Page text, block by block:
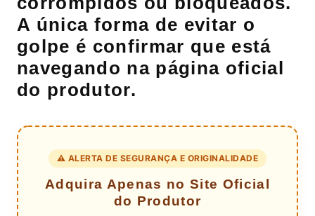
A única forma de evitar o
golpe é confirmar que está
navegando na página oficial
do produtor.
⚠️ ALERTA DE SEGURANÇA E ORIGINALIDADE
Adquira Apenas no Site Oficial
do Produtor